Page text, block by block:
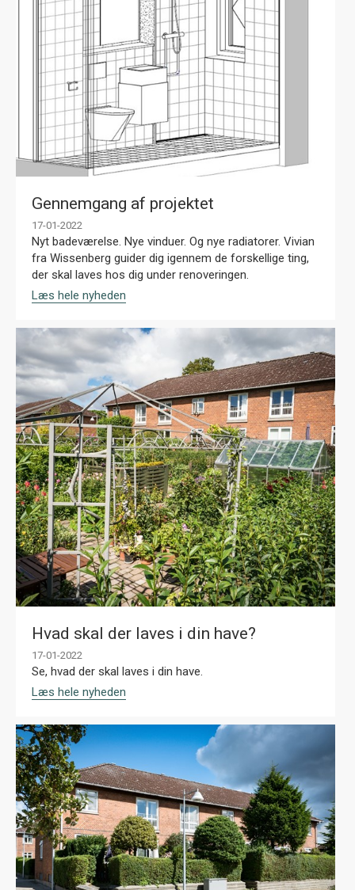
Gennemgang af projektet
17-01-2022
Nyt badeværelse. Nye vinduer. Og nye radiatorer. Vivian
fra Wissenberg guider dig igennem de forskellige ting,
der skal laves hos dig under renoveringen.
Læs hele nyheden
Hvad skal der laves i din have?
17-01-2022
Se, hvad der skal laves i din have.
Læs hele nyheden